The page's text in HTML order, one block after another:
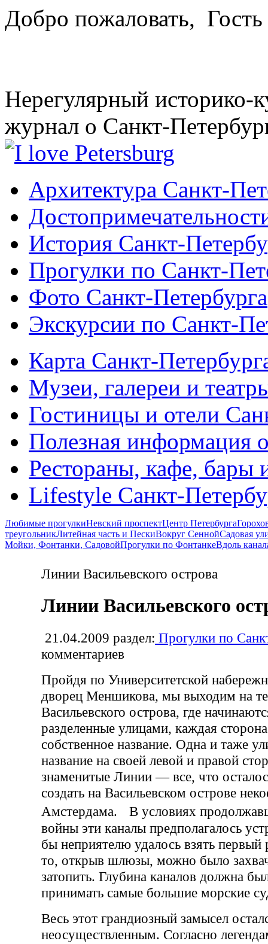
Добро пожаловать, Гость
Нерегулярный историко-
журнал о Санкт-
Архитектура Санкт-
История Санкт-
Прогулки по Санкт-
Фото Санкт-Петербурга
Экскурсии по Санкт-
Карта Санкт-
Музеи, галереи и
Гостиницы и отели
Полезная информация
Рестораны, кафе, бары
Lifestyle Санкт-
Любимые прогулкиНевский проспектЦентр Петербурга
треугольникЛитейная часть и ПескиВокруг СеннойСадовая
Мойки, Фонтанки, СадовойПрогулки по ФонтанкеВдоль
Линии Васильевского острова
Линии Васильевского
21.04.2009 раздел: Прогулки по
комментариев
Пройдя по Университетской
дворец Меншикова, мы выходим на
Васильевского острова, где
разделенные улицами, каждая
собственное название. Одна и таже
название на своей левой и правой
знаменитые Линии — все, что
создать на Васильевском острове
Амстердама. В условиях
войны эти каналы предполагалось
бы неприятелю удалось взять первый
то, открыв шлюзы, можно было
затопить. Глубина каналов должна
принимать самые большие морские
Весь этот грандиозный замысел
неосуществленным. Согласно